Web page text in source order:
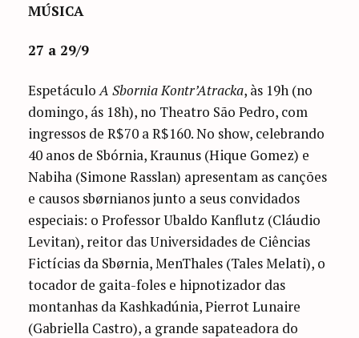
MÚSICA
27 a 29/9
EspetáculoA Sbornia Kontr’Atracka, às 19h (no
domingo, ás 18h), no Theatro São Pedro, com
ingressos de R$70 a R$160. No show, celebrando
40 anos de Sbórnia, Kraunus (Hique Gomez) e
Nabiha (Simone Rasslan) apresentam as canções
e causos sbørnianos junto a seus convidados
especiais: o Professor Ubaldo Kanflutz (Cláudio
Levitan), reitor das Universidades de Ciências
Fictícias da Sbørnia, MenThales (Tales Melati), o
tocador de gaita-foles e hipnotizador das
montanhas da Kashkadúnia, Pierrot Lunaire
(Gabriella Castro), a grande sapateadora do